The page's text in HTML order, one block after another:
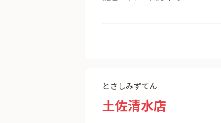
とさしみずてん
土佐清水店